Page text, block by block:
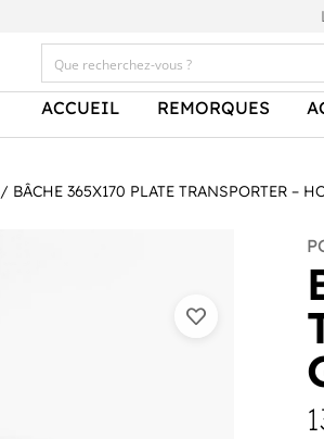
ACCUEIL REMORQUES
/ BÂCHE 365X170 PLATE TRANSPORTER –